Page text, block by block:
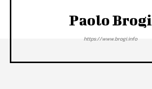
Paolo Brogi
https://www.brogi.info